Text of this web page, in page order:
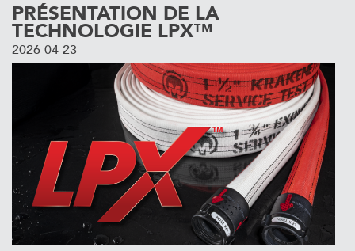
PRÉSENTATION DE LA
TECHNOLOGIE LPX™
2026-04-23